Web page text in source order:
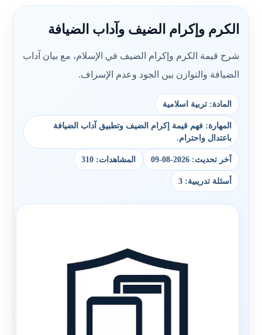
الكرم وإكرام الضيف وآداب الضيافة
شرح قيمة الكرم وإكرام الضيف في الإسلام، مع بيان آداب
الضيافة والتوازن بين الجود وعدم الإسراف.
المادة: تربية اسلامية
المهارة: فهم قيمة إكرام الضيف وتطبيق آداب الضيافة
باعتدال واحترام.
آخر تحديث: 2026-08-09 المشاهدات: 310
أسئلة تدريبية: 3